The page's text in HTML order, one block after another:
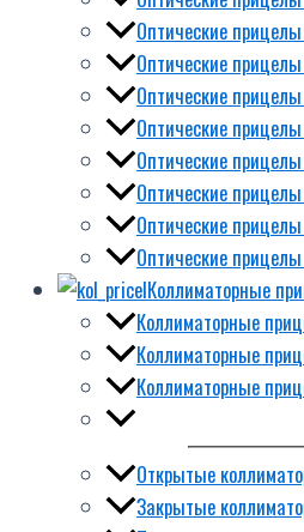
Оптические
Оптические
Оптические
Оптические
Оптические
Оптические
Оптические
Оптические
Коллиматорные
Коллиматорные
Коллиматорные
Коллиматорные
Открытые
Закрытые